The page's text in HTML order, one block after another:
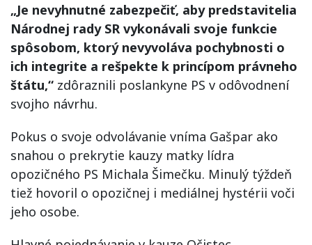
„Je nevyhnutné zabezpečiť, aby predstavitelia
Národnej rady SR vykonávali svoje funkcie
spôsobom, ktorý nevyvoláva pochybnosti o
ich integrite a rešpekte k princípom právneho
štátu,“ zdôraznili poslankyne PS v odôvodnení
svojho návrhu.
Pokus o svoje odvolávanie vníma Gašpar ako
snahou o prekrytie kauzy matky lídra
opozičného PS Michala Šimečku. Minulý týždeň
tiež hovoril o opozičnej i mediálnej hystérii voči
jeho osobe.